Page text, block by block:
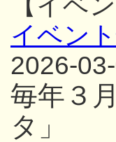
イベン
2026-
毎年３
タ」